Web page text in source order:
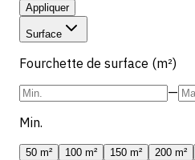
Appliquer
Surface
Fourchette de surface (m²)
—
Min.
50 m² 100 m² 150 m² 200 m²